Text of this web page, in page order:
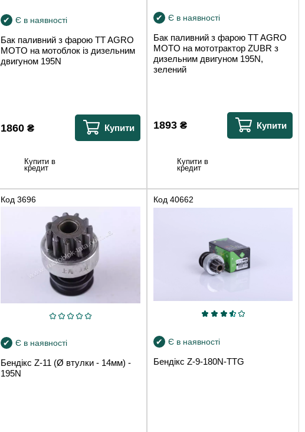
Є в наявності
Бак паливний з фарою TT AGRO
MOTO на мотоблок із дизельним
двигуном 195N
1860 ₴ Купити
Купити в
кредит
Є в наявності
Бак паливний з фарою TT AGRO
MOTO на мототрактор ZUBR з
дизельним двигуном 195N,
зелений
1893₴ Купити
Купити в
кредит
Код 3696
Є в наявності
Бендікс Z-11 (Ø втулки - 14мм) -
195N
Код 40662
Є в наявності
Бендікс Z-9-180N-TTG